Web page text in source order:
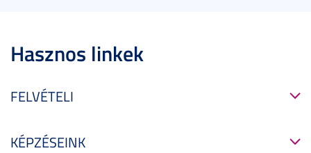
Hasznos linkek
FELVÉTELI
KÉPZÉSEINK